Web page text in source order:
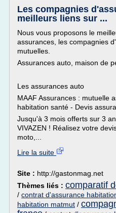
Les compagnies
meilleurs liens sur ...
Nous vous proposons le
assurances, les compagnies
mutuelles.
Assurances auto, maison de
Les assurances auto
MAAF Assurances : mutuelle
habitation santé - Devis
Jusqu'à 3 mois offerts sur 3
VIVAZEN ! Réalisez votre
moto,...
Lire la suite
Site : http://gastonmag.net
Thèmes liés : comparatif
/ contrat d'assurance
habitation matmut /